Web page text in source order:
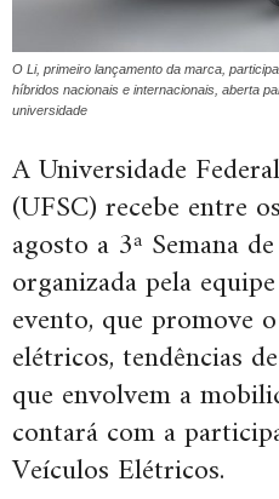
O Li, primeiro lançamento da marca,
híbridos nacionais e internacionais, aberta
universidade
A Universidade
(UFSC) recebe entre
agosto a 3ª Semana
organizada pela
evento, que promove
elétricos, tendências
que envolvem a
contará com a
Veículos Elétricos.